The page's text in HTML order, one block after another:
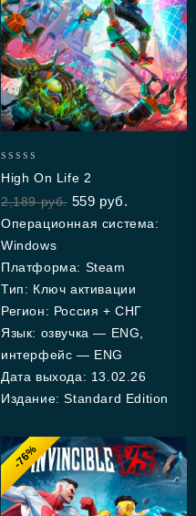
out
of
5
High On Life 2
2,189руб. 559 руб.
Операционная система:
Windows
Платформа: Steam
Тип: Ключ активации
Регион: Россия + СНГ
Язык: озвучка — ENG,
интерфейс — ENG
Дата выхода: 13.02.26
Издание: Standard Edition
-76%